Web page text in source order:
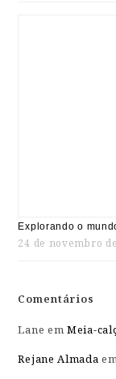
Explorando o
24 de novembro
Comentários
Lane emMeia-
Rejane Almada